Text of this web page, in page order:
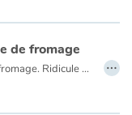
de fromage
Super-Momo change l'eau en fromage. Ridicule ? Pas vraiment, quand on veut sauver quelqu'un qui se noie ! Une parodie pleine d'humour du monde des superhéros chers aux petits. …